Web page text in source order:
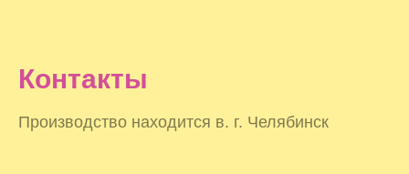
Контакты
Производство находится в. г. Челябинск